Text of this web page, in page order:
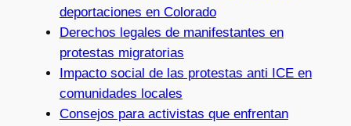
deportaciones en Colorado
Derechos legales de manifestantes en
protestas migratorias
Impacto social de las protestas anti ICE en
comunidades locales
Consejos para activistas que enfrentan